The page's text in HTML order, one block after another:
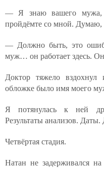
— Я знаю вашего мужа,
пройдёмте со мной. Думаю,
— Должно быть, это
муж… он работает здесь.
Доктор тяжело
обложке было имя моего
Я потянулась к ней
Результаты анализов.
Четвёртая стадия.
Натан не задерживался